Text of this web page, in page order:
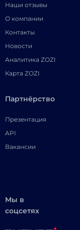
Наши отзывы
О компании
Контакты
Новости
Аналитика ZOZI
Карта ZOZI
Партнёрство
Презентация
API
Вакансии
Мы в
соцсетях